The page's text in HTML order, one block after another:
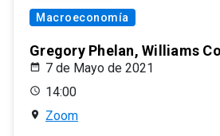
Macroeconomía
Gregory Phelan, Williams
7 de Mayo de 2021
14:00
Zoom